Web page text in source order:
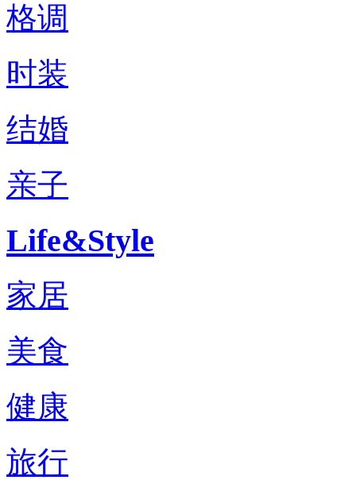
格调
时装
结婚
亲子
Life&Style
家居
美食
健康
旅行